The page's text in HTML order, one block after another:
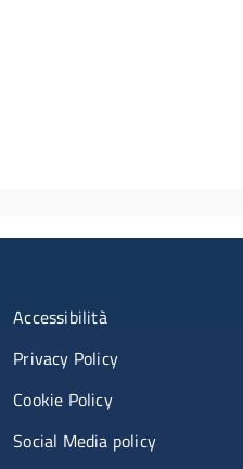
Menù riferimenti
Accessibilità
Privacy Policy
Cookie Policy
Social Media policy